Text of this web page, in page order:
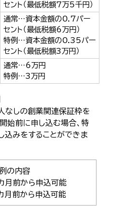
セント（最低税額7万5千円）
通常…資本金額の0.7パー
セント（最低税額6万円）
特例…資本金額の0.35パー
セント（最低税額3万円）
通常…6万円
特例…3万円
なしの創業関連保証枠を
始前に申し込む場合、特
込みをすることができま
の内容
前から申込可能
前から申込可能